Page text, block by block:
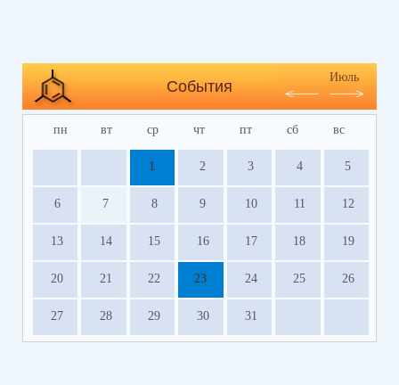
События
Июль
пн вт ср чт пт сб вс
1 2 3 4 5
6 7 8 9 10 11 12
13 14 15 16 17 18 19
20 21 22 23 24 25 26
27 28 29 30 31